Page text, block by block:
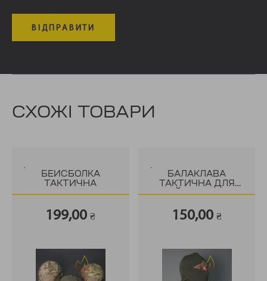
СХОЖІ ТОВАРИ
.
БЕЙСБОЛКА
ТАКТИЧНА
199,00₴
.
БАЛАКЛАВА
ТАКТИЧНА ДЛЯ
ВІЙСЬКОВИХ
150,00 ₴